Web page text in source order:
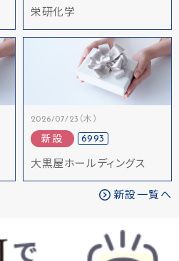
栄研化学
2026/07/23（木）
新設 6993
大黒屋ホールディングス
新設一覧へ